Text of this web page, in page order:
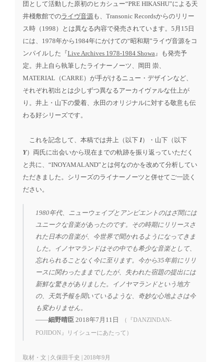
団として活動した原初のヒカシュー“PRE HIKASHU”による天
井棧敷館でのライヴ音源も、Transonic Recordsからのリリー
ス時（1998）とは異なる内容で発売されています。5月15日
には、1978年から1984年にかけての“昭和期”ライヴ音源をコ
ンパイルした『 Live Archives 1978-1984 Showa』も発売予
定。井上自ら執筆したライナーノーツ、岡田 崇、
MATERIAL（CARRE）が手がけるニュー・デザインなど、
それぞれ初出とは少しずつ異なるアーカイヴァルな仕上が
り。井上・山下の愛着、永田のオリジナルに対する敬意も伝
わる好シリーズです。
これを記念して、本稿では井上（以下 I）・山下（以下
Y）両氏に出会いから現在までの軌跡を振り返っていただく
と共に、“INOYAMALAND”とは何なのかを改めて分析してい
ただきました。シリーズのライナーノーツと併せてご一読く
ださい。
1980年代、ニューウェイブとアンビエントのはざ間には
ユニークな音楽があったのです。その時期にリリースさ
れた日本の音楽が、今世界で聞かれるようになってきま
した。イノヤマランドはその中でも希少な音楽として、
忘れられることなく今に至ります。今から35年前にリリ
ースに関わったままでしたが、失われた宿題の提出には
新鮮な驚きがありました。イノヤマランドという地方
の、天気予報を聞いているような、奇妙な心地よさは今
も変わりません。
――細野晴臣 2018年7月11日
（『DANZINDAN-
POJIDON』リイシューにあたって）
取材・文 | 久保田千史 | 2018年9月